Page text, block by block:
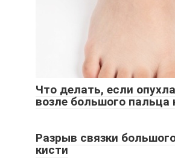
Что делать, если
возле большого пальца
Разрыв связки
кисти